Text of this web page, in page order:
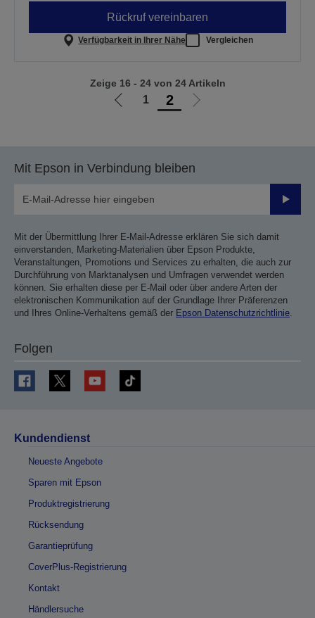
Rückruf vereinbaren
Verfügbarkeit in Ihrer Nähe Vergleichen
Zur
1 2
Zur
Zeige 16 - 24 von 24 Artikeln
Mit Epson in Verbindung bleiben
Mit der Übermittlung Ihrer E-Mail-Adresse erklären Sie sich damit
einverstanden, Marketing-Materialien über Epson Produkte,
Veranstaltungen, Promotions und Services zu erhalten, die auch zur
Durchführung von Marktanalysen und Umfragen verwendet werden
können. Sie erhalten diese per E-Mail oder über andere Arten der
elektronischen Kommunikation auf der Grundlage Ihrer Präferenzen
und Ihres Online-Verhaltens gemäß der Epson Datenschutzrichtlinie.
Folgen
Kundendienst
Neueste Angebote
Sparen mit Epson
Produktregistrierung
Rücksendung
Garantieprüfung
CoverPlus-Registrierung
Kontakt
Händlersuche